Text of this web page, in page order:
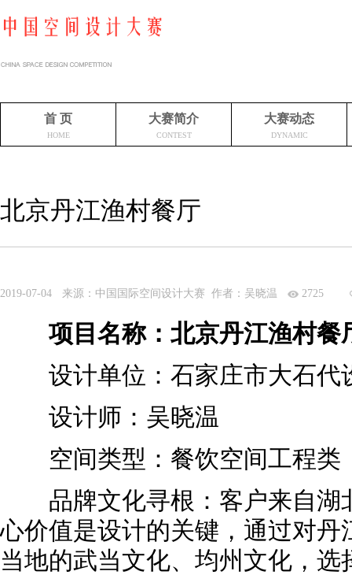
首 页
HOME
大赛简介
CONTEST
大赛动态
DYNAMIC
北京丹江渔村餐厅
2019-07-04 来源：中国国际空间设计大赛 作者：吴晓温 2725
项目名称：北京丹江渔村餐
设计单位：石家庄市大石代
设计师：吴晓温
空间类型：餐饮空间工程类
品牌文化寻根：客户来自湖
心价值是设计的关键，通过对
当地的武当文化、均州文化，